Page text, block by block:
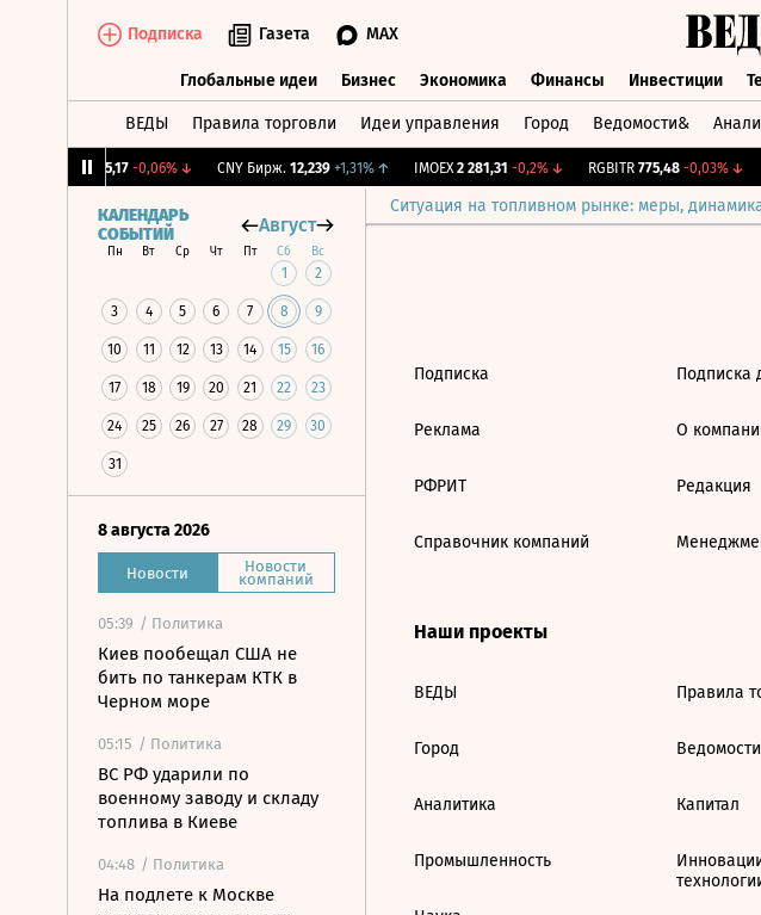
Подписка Газета MAX
Глобальные идеи Бизнес Экономика Финансы Инвестиции
ВЕДЫ Правила торговли Идеи управления Город Ведомости&
115,17 -0,06%↓ CNY Бирж. 12,239 +1,31%↑ IMOEX 2 281,31 -0,2%↓ RGBITR 775,48 -0,03%↓
Ситуация на топливном рынке: меры,
КАЛЕНДАРЬ
СОБЫТИЙ
Август
Пн Вт Ср Чт Пт Сб Вс
1 2
3 4 5 6 7 8 9
10 11 12 13 14 15 16
17 18 19 20 21 22 23
24 25 26 27 28 29 30
31
8 августа 2026
Новости Новости
компаний
05:39 / Политика
Киев пообещал США не
бить по танкерам КТК в
Черном море
05:15 / Политика
ВС РФ ударили по
военному заводу и складу
топлива в Киеве
04:48 / Политика
На подлете к Москве
Подписка
Реклама
РФРИТ
Справочник компаний
Подписка
О
Редакция
Наши проекты
ВЕДЫ
Город
Аналитика
Промышленность
Правила
Капитал